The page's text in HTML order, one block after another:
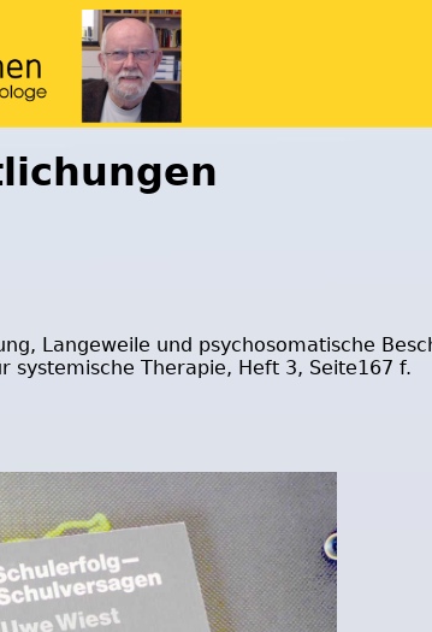
Langeweile und psychosomatische
systemische Therapie, Heft 3, Seite167 f.